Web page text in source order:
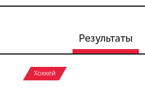
Результаты
Хоккей